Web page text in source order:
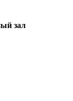
зал